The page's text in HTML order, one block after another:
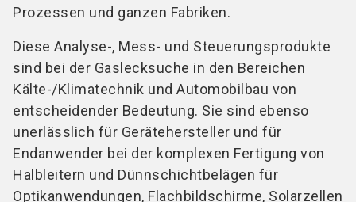
Prozessen und ganzen Fabriken.
Diese Analyse-, Mess- und Steuerungsprodukte
sind bei der Gaslecksuche in den Bereichen
Kälte-/Klimatechnik und Automobilbau von
entscheidender Bedeutung. Sie sind ebenso
unerlässlich für Gerätehersteller und für
Endanwender bei der komplexen Fertigung von
Halbleitern und Dünnschichtbelägen für
Optikanwendungen, Flachbildschirme, Solarzellen